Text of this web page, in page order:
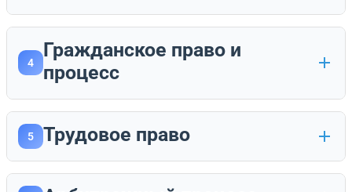
4
Гражданское право и
процесс
5 Трудовое право